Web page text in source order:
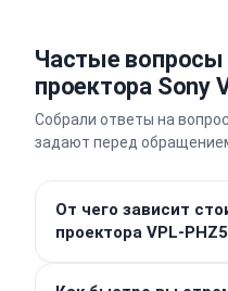
Частые вопросы
проектора Sony
Собрали ответы на
задают перед
От чего зависит
проектора VPL-